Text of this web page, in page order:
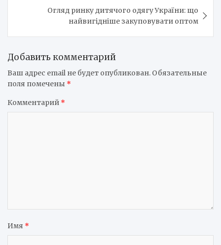
Огляд ринку дитячого одягу України: що
найвигідніше закуповувати оптом
Добавить комментарий
Ваш адрес email не будет опубликован. Обязательные
поля помечены *
Комментарий *
Имя *